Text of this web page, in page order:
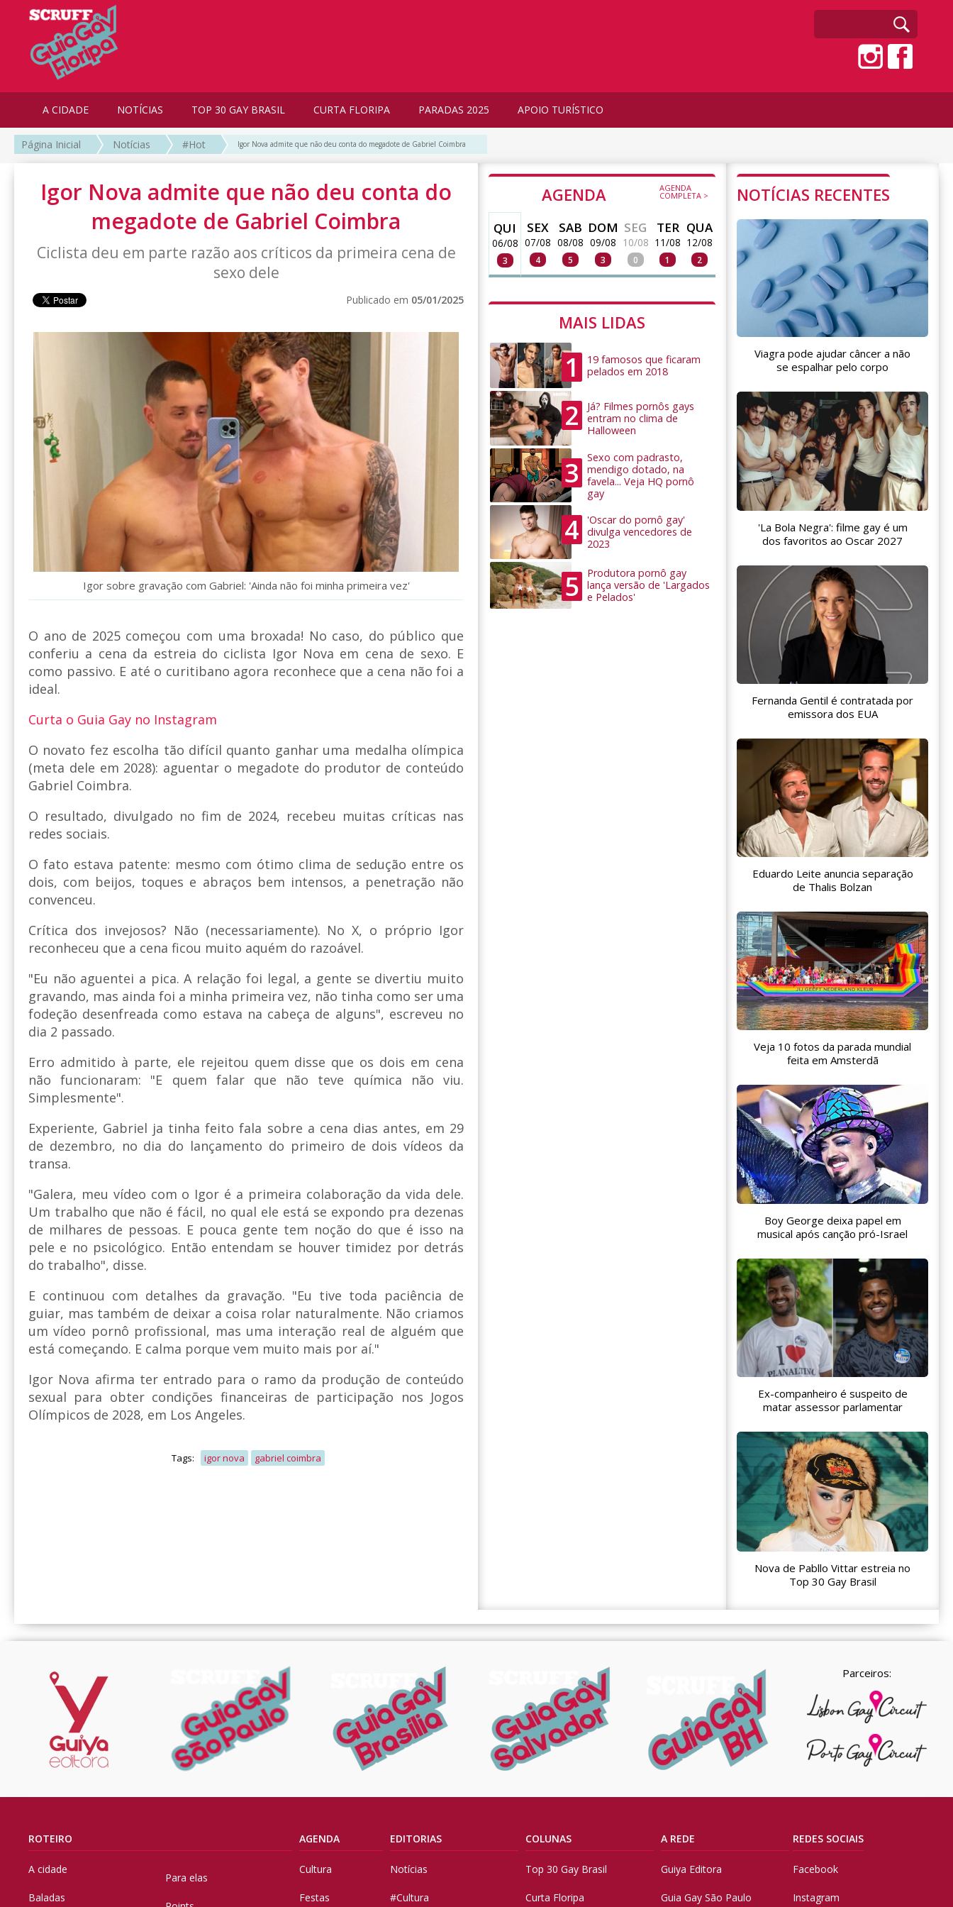
A CIDADE NOTÍCIAS TOP 30 GAY BRASIL CURTA FLORIPA PARADAS 2025 APOIO TURÍSTICO
Página Inicial Notícias #Hot Igor Nova admite que não deu conta do megadote de Gabriel Coimbra
Igor Nova admite que não deu conta do
megadote de Gabriel Coimbra
Ciclista deu em parte razão aos críticos da primeira cena de
sexo dele
Publicado em 05/01/2025
Igor sobre gravação com Gabriel: 'Ainda não foi minha primeira vez'
O ano de 2025 começou com uma broxada! No caso, do público que
conferiu a cena da estreia do ciclista Igor Nova em cena de sexo. E
como passivo. E até o curitibano agora reconhece que a cena não foi a
ideal.
Curta o Guia Gay no Instagram
O novato fez escolha tão difícil quanto ganhar uma medalha olímpica
(meta dele em 2028): aguentar o megadote do produtor de conteúdo
Gabriel Coimbra.
O resultado, divulgado no fim de 2024, recebeu muitas críticas nas
redes sociais.
O fato estava patente: mesmo com ótimo clima de sedução entre os
dois, com beijos, toques e abraços bem intensos, a penetração não
convenceu.
Crítica dos invejosos? Não (necessariamente). No X, o próprio Igor
reconheceu que a cena ficou muito aquém do razoável.
"Eu não aguentei a pica. A relação foi legal, a gente se divertiu muito
gravando, mas ainda foi a minha primeira vez, não tinha como ser uma
fodeção desenfreada como estava na cabeça de alguns", escreveu no
dia 2 passado.
Erro admitido à parte, ele rejeitou quem disse que os dois em cena
não funcionaram: "E quem falar que não teve química não viu.
Simplesmente".
Experiente, Gabriel ja tinha feito fala sobre a cena dias antes, em 29
de dezembro, no dia do lançamento do primeiro de dois vídeos da
transa.
"Galera, meu vídeo com o Igor é a primeira colaboração da vida dele.
Um trabalho que não é fácil, no qual ele está se expondo pra dezenas
de milhares de pessoas. E pouca gente tem noção do que é isso na
pele e no psicológico. Então entendam se houver timidez por detrás
do trabalho", disse.
E continuou com detalhes da gravação. "Eu tive toda paciência de
guiar, mas também de deixar a coisa rolar naturalmente. Não criamos
um vídeo pornô profissional, mas uma interação real de alguém que
está começando. E calma porque vem muito mais por aí."
Igor Nova afirma ter entrado para o ramo da produção de conteúdo
sexual para obter condições financeiras de participação nos Jogos
Olímpicos de 2028, em Los Angeles.
Tags: igor nova gabriel coimbra
AGENDA AGENDA
COMPLETA >
QUI
06/08
3
SEX
07/08
4
SAB
08/08
5
DOM
09/08
3
SEG
10/08
0
TER
11/08
1
QUA
12/08
2
MAIS LIDAS
1
19 famosos que ficaram
pelados em 2018
2
Já? Filmes pornôs gays
entram no clima de
Halloween
3
Sexo com padrasto,
mendigo dotado, na
favela... Veja HQ pornô
gay
4
'Oscar do pornô gay'
divulga vencedores de
2023
5
Produtora pornô gay
lança versão de 'Largados
e Pelados'
NOTÍCIAS RECENTES
Viagra pode ajudar câncer a não
se espalhar pelo corpo
'La Bola Negra': filme gay é um
dos favoritos ao Oscar 2027
Fernanda Gentil é contratada por
emissora dos EUA
Eduardo Leite anuncia separação
de Thalis Bolzan
Veja 10 fotos da parada mundial
feita em Amsterdã
Boy George deixa papel em
musical após canção pró-Israel
Ex-companheiro é suspeito de
matar assessor parlamentar
Nova de Pabllo Vittar estreia no
Top 30 Gay Brasil
Parceiros:
ROTEIRO
A cidade
Baladas
Para elas
AGENDA
Cultura
Festas
EDITORIAS
Notícias
#Cultura
COLUNAS
Top 30 Gay Brasil
Curta Floripa
A REDE
Guiya Editora
Guia Gay São Paulo
REDES SOCIAIS
Facebook
Instagram